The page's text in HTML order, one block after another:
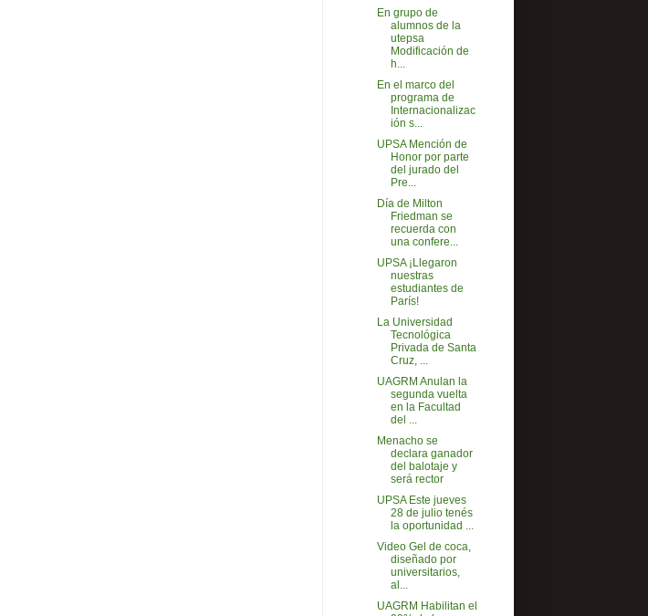
En grupo de
alumnos de la
utepsa
Modificación de
h...
En el marco del
programa de
Internacionalizac
ión s...
UPSA Mención de
Honor por parte
del jurado del
Pre...
Día de Milton
Friedman se
recuerda con
una confere...
UPSA ¡Llegaron
nuestras
estudiantes de
París!
La Universidad
Tecnológica
Privada de Santa
Cruz, ...
UAGRM Anulan la
segunda vuelta
en la Facultad
del ...
Menacho se
declara ganador
del balotaje y
será rector
UPSA Este jueves
28 de julio tenés
la oportunidad ...
Video Gel de coca,
diseñado por
universitarios,
al...
UAGRM Habilitan el